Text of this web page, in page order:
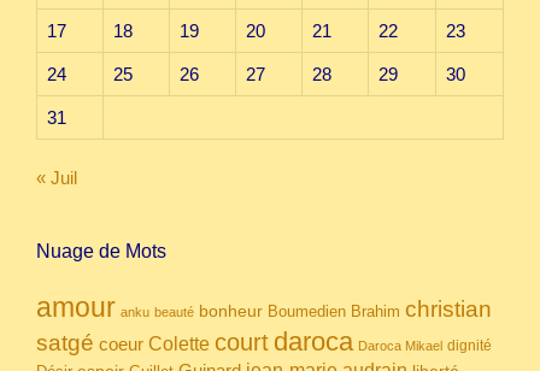
17 18 19 20 21 22 23
24 25 26 27 28 29 30
31
« Juil
Nuage de Mots
amour anku beauté bonheur Boumedien Brahim christian
satgé coeur Colette court daroca Daroca Mikael dignité